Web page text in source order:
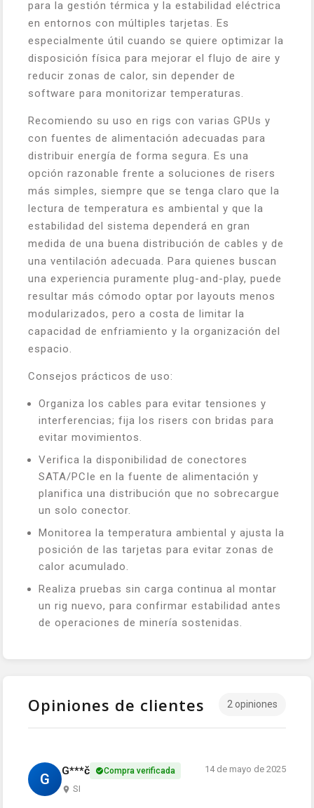
para la gestión térmica y la estabilidad eléctrica
en entornos con múltiples tarjetas. Es
especialmente útil cuando se quiere optimizar la
disposición física para mejorar el flujo de aire y
reducir zonas de calor, sin depender de
software para monitorizar temperaturas.
Recomiendo su uso en rigs con varias GPUs y
con fuentes de alimentación adecuadas para
distribuir energía de forma segura. Es una
opción razonable frente a soluciones de risers
más simples, siempre que se tenga claro que la
lectura de temperatura es ambiental y que la
estabilidad del sistema dependerá en gran
medida de una buena distribución de cables y de
una ventilación adecuada. Para quienes buscan
una experiencia puramente plug-and-play, puede
resultar más cómodo optar por layouts menos
modularizados, pero a costa de limitar la
capacidad de enfriamiento y la organización del
espacio.
Consejos prácticos de uso:
Organiza los cables para evitar tensiones y
interferencias; fija los risers con bridas para
evitar movimientos.
Verifica la disponibilidad de conectores
SATA/PCIe en la fuente de alimentación y
planifica una distribución que no sobrecargue
un solo conector.
Monitorea la temperatura ambiental y ajusta la
posición de las tarjetas para evitar zonas de
calor acumulado.
Realiza pruebas sin carga continua al montar
un rig nuevo, para confirmar estabilidad antes
de operaciones de minería sostenidas.
Opiniones de clientes 2 opiniones
G G***č Compra verificada
SI
14 de mayo de 2025